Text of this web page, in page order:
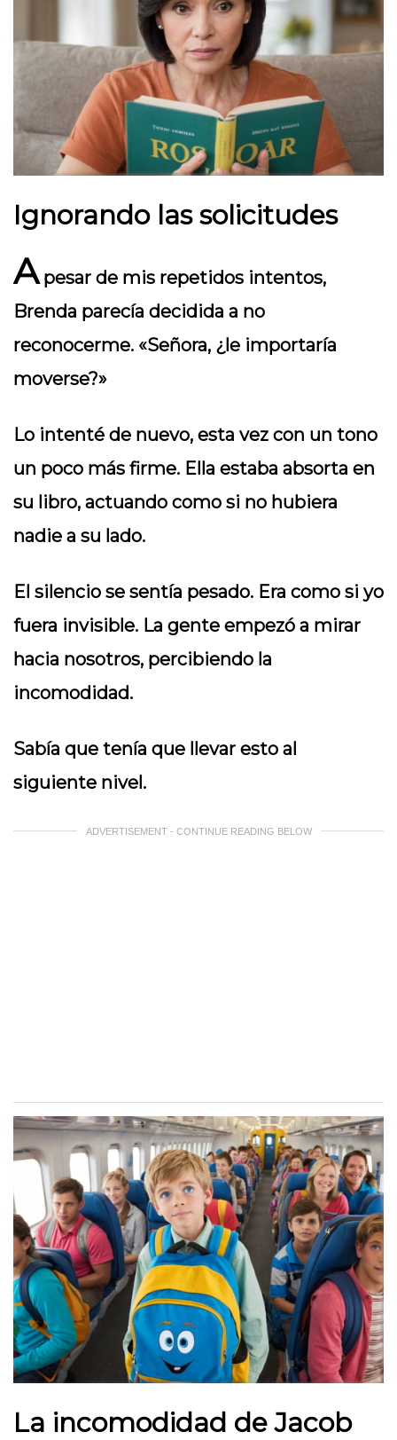
Ignorando las solicitudes
Apesar de mis repetidos intentos,
Brenda parecía decidida a no
reconocerme. «Señora, ¿le importaría
moverse?»
Lo intenté de nuevo, esta vez con un tono
un poco más firme. Ella estaba absorta en
su libro, actuando como si no hubiera
nadie a su lado.
El silencio se sentía pesado. Era como si yo
fuera invisible. La gente empezó a mirar
hacia nosotros, percibiendo la
incomodidad.
Sabía que tenía que llevar esto al
siguiente nivel.
ADVERTISEMENT - CONTINUE READING BELOW
La incomodidad de Jacob